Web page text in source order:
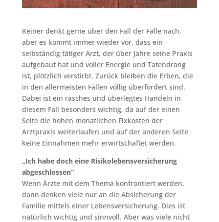
Keiner denkt gerne über den Fall der Fälle nach,
aber es kommt immer wieder vor, dass ein
selbständig tätiger Arzt, der über Jahre seine Praxis
aufgebaut hat und voller Energie und Tatendrang
ist, plötzlich verstirbt. Zurück bleiben die Erben, die
in den allermeisten Fällen völlig überfordert sind.
Dabei ist ein rasches und überlegtes Handeln in
diesem Fall besonders wichtig, da auf der einen
Seite die hohen monatlichen Fixkosten der
Arztpraxis weiterlaufen und auf der anderen Seite
keine Einnahmen mehr erwirtschaftet werden.
„Ich habe doch eine Risikolebensversicherung
abgeschlossen“
Wenn Ärzte mit dem Thema konfrontiert werden,
dann denken viele nur an die Absicherung der
Familie mittels einer Lebensversicherung. Dies ist
natürlich wichtig und sinnvoll. Aber was viele nicht